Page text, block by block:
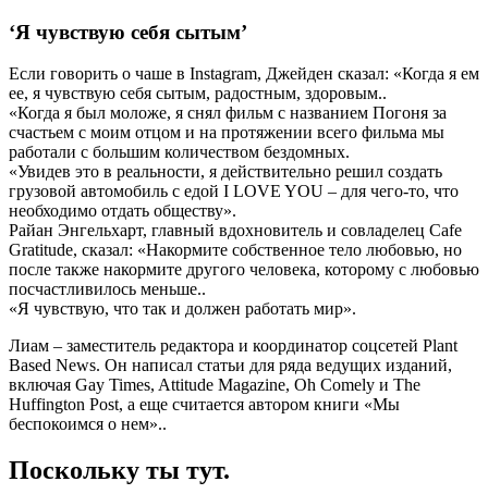
‘Я чувствую себя сытым’
Если говорить о чаше в Instagram, Джейден сказал: «Когда я ем
ее, я чувствую себя сытым, радостным, здоровым..
«Когда я был моложе, я снял фильм с названием Погоня за
счастьем с моим отцом и на протяжении всего фильма мы
работали с большим количеством бездомных.
«Увидев это в реальности, я действительно решил создать
грузовой автомобиль с едой I LOVE YOU – для чего-то, что
необходимо отдать обществу».
Райан Энгельхарт, главный вдохновитель и совладелец Cafe
Gratitude, сказал: «Накормите собственное тело любовью, но
после также накормите другого человека, которому с любовью
посчастливилось меньше..
«Я чувствую, что так и должен работать мир».
Лиам – заместитель редактора и координатор соцсетей Plant
Based News. Он написал статьи для ряда ведущих изданий,
включая Gay Times, Attitude Magazine, Oh Comely и The
Huffington Post, а еще считается автором книги «Мы
беспокоимся о нем»..
Поскольку ты тут.